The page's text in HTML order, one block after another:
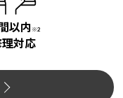
以内 ※2
理対応